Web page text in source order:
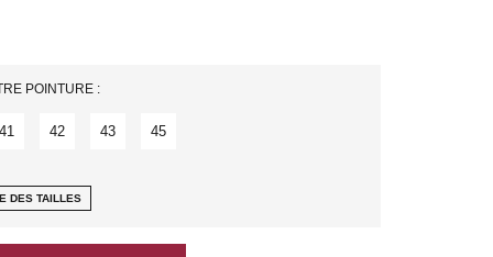
POINTURE :
41 42 43 45
DES TAILLES